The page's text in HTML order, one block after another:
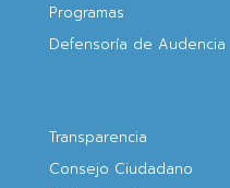
Programas
Defensoría de Audencia
Transparencia
Consejo Ciudadano